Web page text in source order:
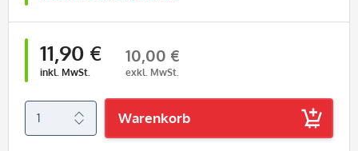
11,90 €
inkl. MwSt.
10,00 €
exkl. MwSt.
Warenkorb